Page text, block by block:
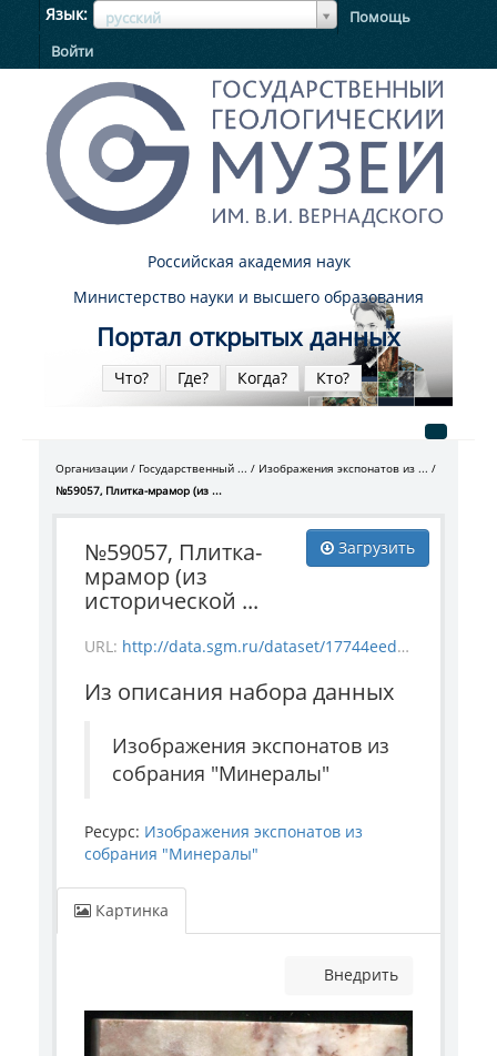
Язык русский
ЯзыкЯзык
Помощь
Войти
Российская академия наук
Министерство науки и высшего образования
Портал открытых данных
Что? Где? Когда? Кто?
Организации Государственный ...
Изображения экспонатов из ...
№59057, Плитка-мрамор (из ...
Загрузить
№59057, Плитка-
мрамор (из
исторической ...
URL: http://data.sgm.ru/dataset/17744eed-27fa-4a9a-bc72-4e657fa570af/resource/a9c33b06-a6a7-4e53-b35d-3f3cc278516c/download/1-943-59057.jpg
Из описания набора данных
Изображения экспонатов из
собрания "Минералы"
Ресурс: Изображения экспонатов из
собрания "Минералы"
Картинка
Внедрить